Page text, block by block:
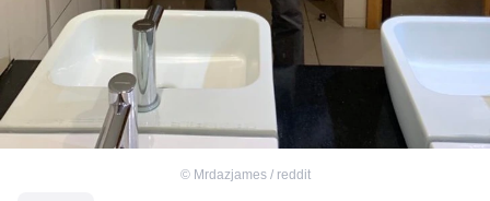
© Mrdazjames / reddit